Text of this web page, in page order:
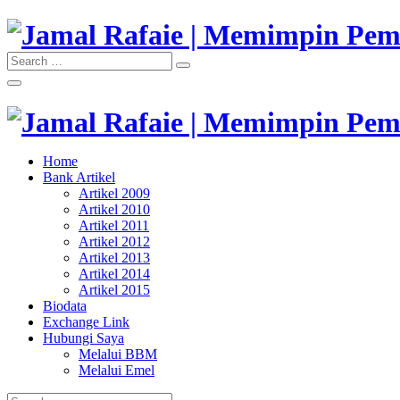
Skip
content
Jamal Rafaie | Memimpin
"Memimpin Pemikiran"
Search
for:
Search
Jamal Rafaie | Memimpin
"Memimpin Pemikiran"
Home
Bank Artikel
Artikel 2009
Artikel 2010
Artikel 2011
Artikel 2012
Artikel 2013
Artikel 2014
Artikel 2015
Biodata
Exchange Link
Hubungi Saya
Melalui BBM
Melalui Emel